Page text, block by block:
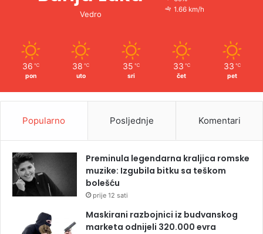
Vedro
1.66 km/h
36 ℃
pon
38 ℃
uto
35 ℃
sri
33 ℃
čet
33 ℃
pet
Popularno Posljednje Komentari
Preminula legendarna kraljica romske
muzike: Izgubila bitku sa teškom
bolešću
prije 12 sati
Maskirani razbojnici iz budvanskog
marketa odnijeli 320.000 evra